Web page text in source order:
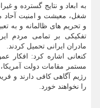
به ابعاد و نتایج گسترده و
شغل، معیشت و امنیت آحاد
و تحریم های ظالمانه و به
تفکیکی بر تمامی مردم
مادران ایرانی تحمیل کردند.
کنعانی اشاره کرد: افکار
مستمر مقامات دولت
رژیم آگاهی کافی دارند و
را نخواهند خورد.